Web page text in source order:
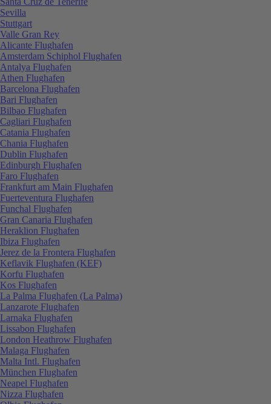
Sevilla
Stuttgart
Valle Gran Rey
Alicante Flughafen
Amsterdam Schiphol Flughafen
Antalya Flughafen
Athen Flughafen
Barcelona Flughafen
Bari Flughafen
Bilbao Flughafen
Cagliari Flughafen
Catania Flughafen
Chania Flughafen
Dublin Flughafen
Edinburgh Flughafen
Faro Flughafen
Frankfurt am Main Flughafen
Fuerteventura Flughafen
Funchal Flughafen
Gran Canaria Flughafen
Heraklion Flughafen
Ibiza Flughafen
Jerez de la Frontera Flughafen
Keflavik Flughafen (KEF)
Korfu Flughafen
Kos Flughafen
La Palma Flughafen (La Palma)
Lanzarote Flughafen
Larnaka Flughafen
Lissabon Flughafen
London Heathrow Flughafen
Malaga Flughafen
Malta Intl. Flughafen
München Flughafen
Neapel Flughafen
Nizza Flughafen